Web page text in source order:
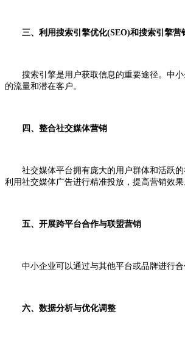
三、利用搜索引擎优化(SEO)和搜索引擎营
搜索引擎是用户获取信息的重要途径。中小
的流量和潜在客户。
四、整合社交媒体营销
社交媒体平台拥有庞大的用户群体和活跃的
利用社交媒体广告进行精准投放，提高营销效果
五、开展跨平台合作与联盟营销
中小企业可以通过与其他平台或品牌进行合
六、数据分析与优化调整